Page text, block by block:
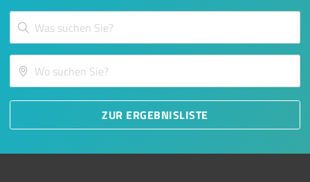
ZUR ERGEBNISLISTE